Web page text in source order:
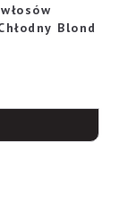
Blond